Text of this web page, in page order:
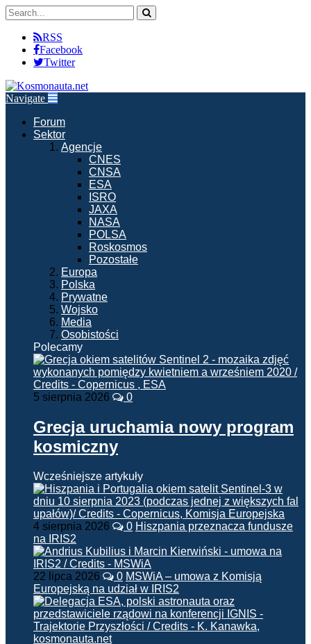
RSS
Facebook
Twitter
Navigate
Forum
Sektor
Agencje
CNES
CNSA
ESA
ISRO
JAXA
NASA
POLSA
Roskosmos
Pozostałe
Europa
Polska
Prywatne
Wojsko
Media
Osobistości
Polecamy
5 sierpnia 2026 0
Grecja uruchamia nowy program
kosmiczny
Wcześniejsze artykuły
4 sierpnia 2026 0 Hiszpania przeznacza fundusze
na IRIS2
22 lipca 2026 0 MSWiA – umowa z Komisją
Europejską na udział w IRIS2